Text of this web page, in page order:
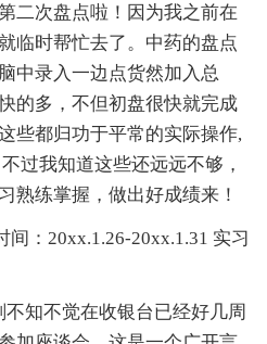
二次盘点啦！因为我之前在
临时帮忙去了。中药的盘点
中录入一边点货然加入总
的多，不但初盘很快就完成
些都归功于平常的实际操作,
过我知道这些还远远不够，
熟练掌握，做出好成绩来！
：20xx.1.26-20xx.1.31 实习
知不觉在收银台已经好几周